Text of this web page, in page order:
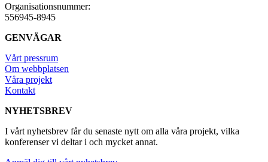
Organisationsnummer:
556945-8945
GENVÄGAR
Vårt pressrum
Om webbplatsen
Våra projekt
Kontakt
NYHETSBREV
I vårt nyhetsbrev får du senaste nytt om alla våra projekt, vilka
konferenser vi deltar i och mycket annat.